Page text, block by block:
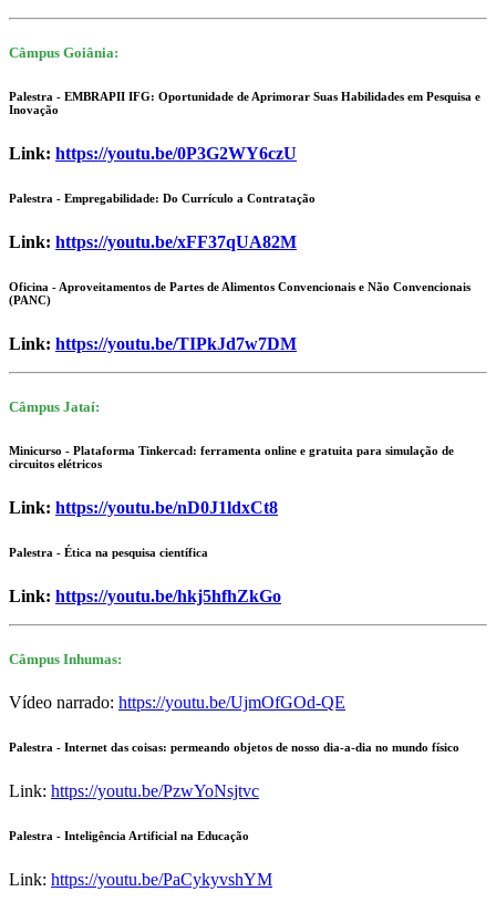
Câmpus Goiânia:
Palestra - EMBRAPII IFG: Oportunidade de Aprimorar Suas Habilidades em Pesquisa e
Inovação
Link: https://youtu.be/0P3G2WY6czU
Palestra - Empregabilidade: Do Currículo a Contratação
Link: https://youtu.be/xFF37qUA82M
Oficina - Aproveitamentos de Partes de Alimentos Convencionais e Não Convencionais
(PANC)
Link: https://youtu.be/TIPkJd7w7DM
Câmpus Jataí:
Minicurso - Plataforma Tinkercad: ferramenta online e gratuita para simulação de
circuitos elétricos
Link: https://youtu.be/nD0J1ldxCt8
Palestra - Ética na pesquisa científica
Link: https://youtu.be/hkj5hfhZkGo
Câmpus Inhumas:
Vídeo narrado: https://youtu.be/UjmOfGOd-QE
Palestra - Internet das coisas: permeando objetos de nosso dia-a-dia no mundo físico
Link: https://youtu.be/PzwYoNsjtvc
Palestra - Inteligência Artificial na Educação
Link: https://youtu.be/PaCykyvshYM